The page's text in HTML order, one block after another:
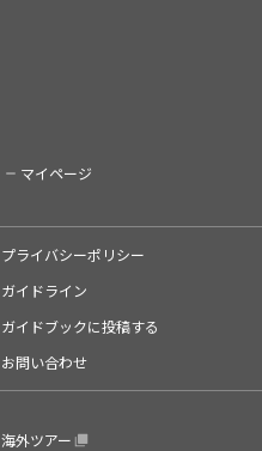
マイページ
プライバシーポリシー
ガイドライン
ガイドブックに投稿する
お問い合わせ
海外ツアー